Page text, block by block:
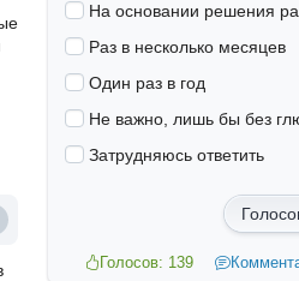
На основании решения
Раз в несколько месяцев
Один раз в год
Не важно, лишь бы без
Затрудняюсь ответить
Голосов: 139